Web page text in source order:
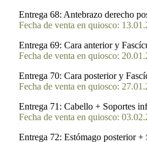
Entrega 68: Antebrazo derecho
Fecha de venta en quiosco:
Entrega 69: Cara anterior y
Fecha de venta en quiosco:
Entrega 70: Cara posterior y
Fecha de venta en quiosco:
Entrega 71: Cabello + Soportes
Fecha de venta en quiosco:
Entrega 72: Estómago posterior +